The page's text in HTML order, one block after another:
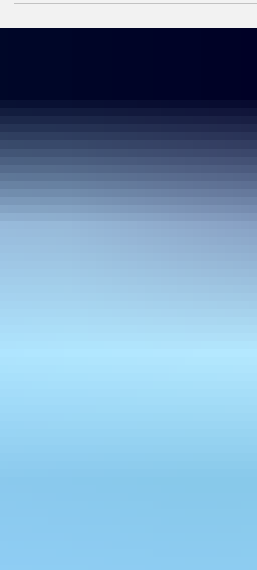
diverses modifications au droit de la
protection...